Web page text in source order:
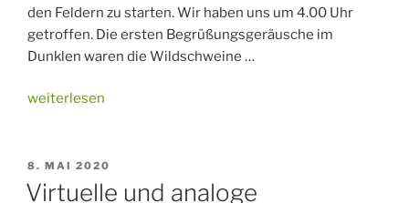
den Feldern zu starten. Wir haben uns um 4.00 Uhr
getroffen. Die ersten Begrüßungsgeräusche im
Dunklen waren die Wildschweine …
„Vogelbeobachtung
weiterlesen
VERÖFFENTLICHT
AM
8. MAI 2020
Virtuelle und analoge